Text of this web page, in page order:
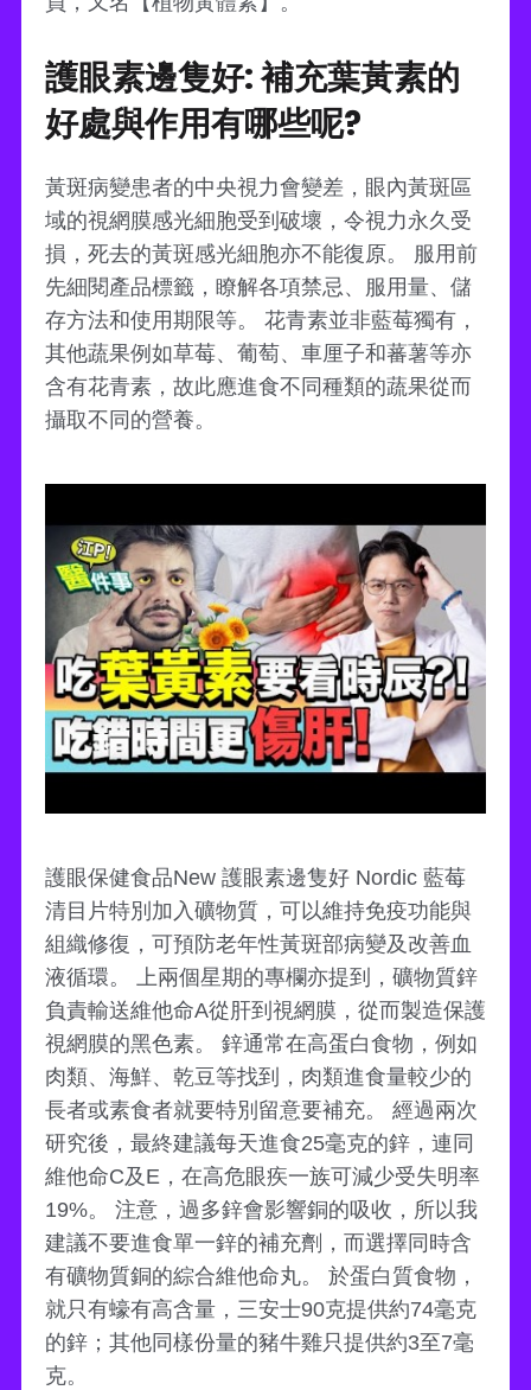
護眼素邊隻好: 補充葉黃素的
好處與作用有哪些呢?
黃斑病變患者的中央視力會變差，眼內黃斑區
域的視網膜感光細胞受到破壞，令視力永久受
損，死去的黃斑感光細胞亦不能復原。 服用前
先細閱產品標籤，瞭解各項禁忌、服用量、儲
存方法和使用期限等。 花青素並非藍莓獨有，
其他蔬果例如草莓、葡萄、車厘子和蕃薯等亦
含有花青素，故此應進食不同種類的蔬果從而
攝取不同的營養。
護眼保健食品New 護眼素邊隻好 Nordic 藍莓
清目片特別加入礦物質，可以維持免疫功能與
組織修復，可預防老年性黃斑部病變及改善血
液循環。 上兩個星期的專欄亦提到，礦物質鋅
負責輸送維他命A從肝到視網膜，從而製造保護
視網膜的黑色素。 鋅通常在高蛋白食物，例如
肉類、海鮮、乾豆等找到，肉類進食量較少的
長者或素食者就要特別留意要補充。 經過兩次
研究後，最終建議每天進食25毫克的鋅，連同
維他命C及E，在高危眼疾一族可減少受失明率
19%。 注意，過多鋅會影響銅的吸收，所以我
建議不要進食單一鋅的補充劑，而選擇同時含
有礦物質銅的綜合維他命丸。 於蛋白質食物，
就只有蠔有高含量，三安士90克提供約74毫克
的鋅；其他同樣份量的豬牛雞只提供約3至7毫
克。